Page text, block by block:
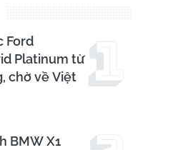
Ford
Platinum từ
chờ về Việt
BMW X1